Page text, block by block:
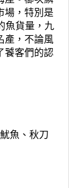
場，特別是
魚貨量，九
產，不論風
饕客們的認
魚、秋刀